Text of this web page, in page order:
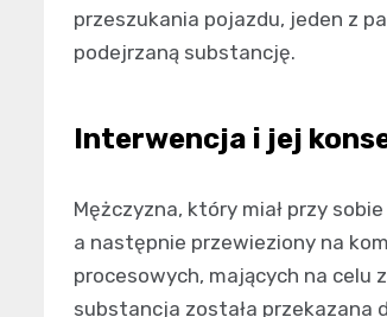
przeszukania pojazdu, jeden z
podejrzaną substancję.
Interwencja i jej
Mężczyzna, który miał przy
a następnie przewieziony na
procesowych, mających na celu
substancja została przekazana